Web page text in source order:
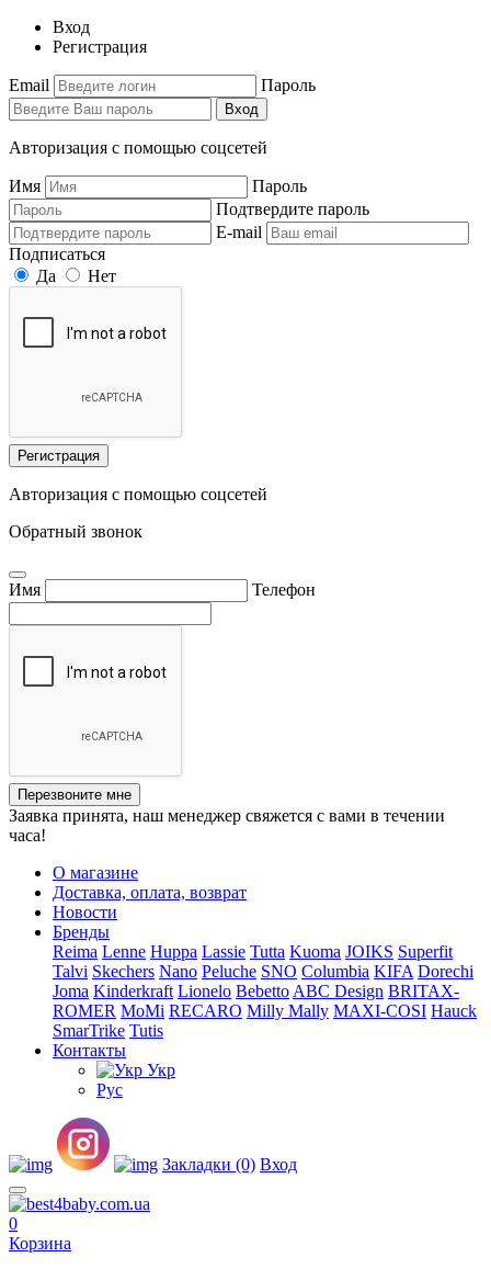
Вход
Регистрация
Email Пароль
Вход
Авторизация с помощью соцсетей
Имя
Пароль
Подтвердите пароль
E-mail
Подписаться
Да
Нет
Регистрация
Авторизация с помощью соцсетей
Обратный звонок
Имя Телефон
Перезвоните мне
Заявка принята, наш менеджер свяжется с вами в течении
часа!
О магазине
Доставка, оплата, возврат
Новости
Бренды
Reima Lenne Huppa Lassie Tutta Kuoma JOIKS Superfit
Talvi Skechers Nano Peluche SNO Columbia KIFA Dorechi
Joma Kinderkraft Lionelo Bebetto ABC Design BRITAX-
ROMER MoMi RECARO Milly Mally MAXI-COSI Hauck
SmarTrike Tutis
Контакты
Укр
Рус
Закладки (0) Вход
0
Корзина